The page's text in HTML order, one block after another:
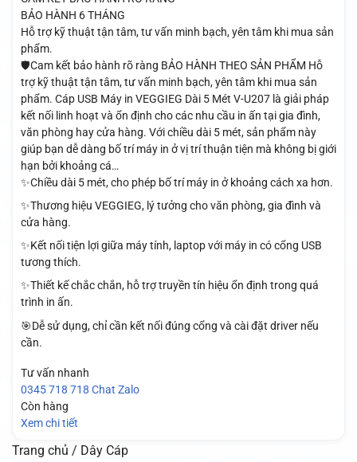
BẢO HÀNH 6 THÁNG
Hỗ trợ kỹ thuật tận tâm, tư vấn minh bạch, yên tâm khi mua sản
phẩm.
🛡️Cam kết bảo hành rõ ràng BẢO HÀNH THEO SẢN PHẨM Hỗ
trợ kỹ thuật tận tâm, tư vấn minh bạch, yên tâm khi mua sản
phẩm. Cáp USB Máy in VEGGIEG Dài 5 Mét V-U207 là giải pháp
kết nối linh hoạt và ổn định cho các nhu cầu in ấn tại gia đình,
văn phòng hay cửa hàng. Với chiều dài 5 mét, sản phẩm này
giúp bạn dễ dàng bố trí máy in ở vị trí thuận tiện mà không bị giới
hạn bởi khoảng cá…
✨Chiều dài 5 mét, cho phép bố trí máy in ở khoảng cách xa hơn.
✨Thương hiệu VEGGIEG, lý tưởng cho văn phòng, gia đình và
cửa hàng.
✨Kết nối tiện lợi giữa máy tính, laptop với máy in có cổng USB
tương thích.
✨Thiết kế chắc chắn, hỗ trợ truyền tín hiệu ổn định trong quá
trình in ấn.
🎯Dễ sử dụng, chỉ cần kết nối đúng cổng và cài đặt driver nếu
cần.
Tư vấn nhanh
0345 718 718 Chat Zalo
Còn hàng
Xem chi tiết
Trang chủ / Dây Cáp